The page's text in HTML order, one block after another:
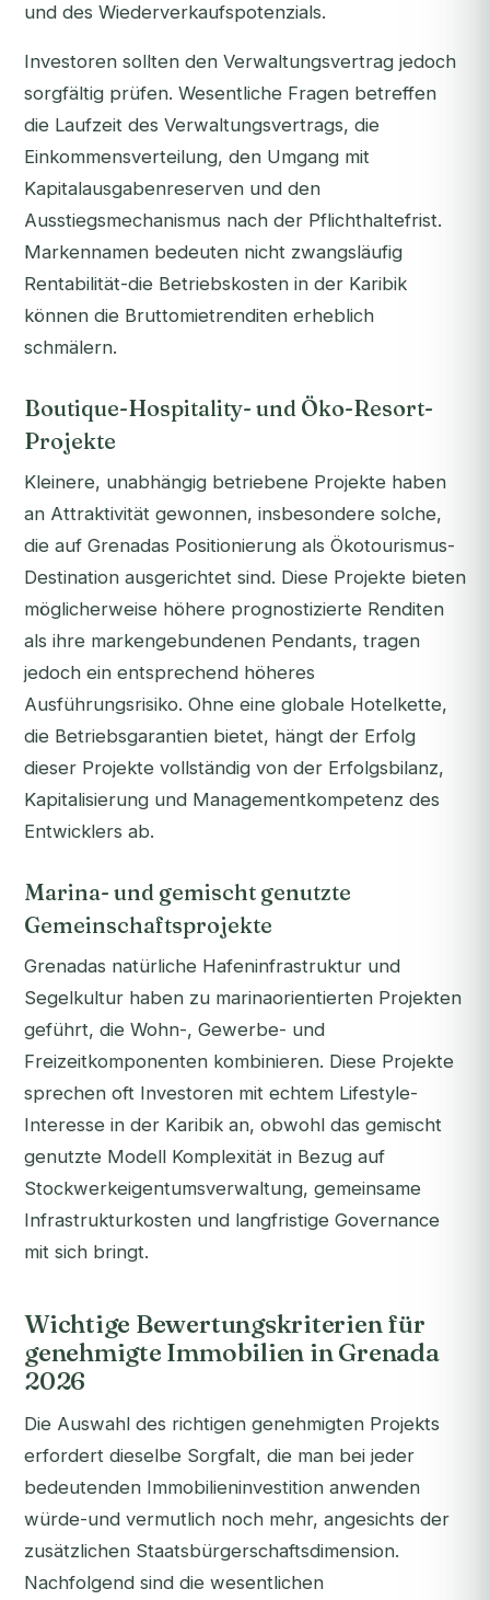
und des Wiederverkaufspotenzials.
Investoren sollten den Verwaltungsvertrag jedoch
sorgfältig prüfen. Wesentliche Fragen betreffen
die Laufzeit des Verwaltungsvertrags, die
Einkommensverteilung, den Umgang mit
Kapitalausgabenreserven und den
Ausstiegsmechanismus nach der Pflichthaltefrist.
Markennamen bedeuten nicht zwangsläufig
Rentabilität-die Betriebskosten in der Karibik
können die Bruttomietrenditen erheblich
schmälern.
Boutique-Hospitality- und Öko-Resort-
Projekte
Kleinere, unabhängig betriebene Projekte haben
an Attraktivität gewonnen, insbesondere solche,
die auf Grenadas Positionierung als Ökotourismus-
Destination ausgerichtet sind. Diese Projekte bieten
möglicherweise höhere prognostizierte Renditen
als ihre markengebundenen Pendants, tragen
jedoch ein entsprechend höheres
Ausführungsrisiko. Ohne eine globale Hotelkette,
die Betriebsgarantien bietet, hängt der Erfolg
dieser Projekte vollständig von der Erfolgsbilanz,
Kapitalisierung und Managementkompetenz des
Entwicklers ab.
Marina- und gemischt genutzte
Gemeinschaftsprojekte
Grenadas natürliche Hafeninfrastruktur und
Segelkultur haben zu marinaorientierten Projekten
geführt, die Wohn-, Gewerbe- und
Freizeitkomponenten kombinieren. Diese Projekte
sprechen oft Investoren mit echtem Lifestyle-
Interesse in der Karibik an, obwohl das gemischt
genutzte Modell Komplexität in Bezug auf
Stockwerkeigentumsverwaltung, gemeinsame
Infrastrukturkosten und langfristige Governance
mit sich bringt.
Wichtige Bewertungskriterien für
genehmigte Immobilien in Grenada
2026
Die Auswahl des richtigen genehmigten Projekts
erfordert dieselbe Sorgfalt, die man bei jeder
bedeutenden Immobilieninvestition anwenden
würde-und vermutlich noch mehr, angesichts der
zusätzlichen Staatsbürgerschaftsdimension.
Nachfolgend sind die wesentlichen